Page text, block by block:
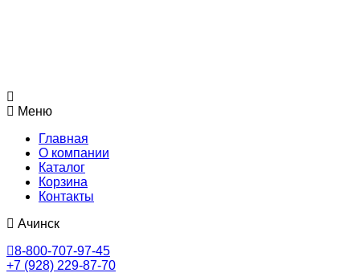
Меню
Главная
О компании
Каталог
Корзина
Контакты
Ачинск
8-800-707-97-45
+7 (928) 229-87-70